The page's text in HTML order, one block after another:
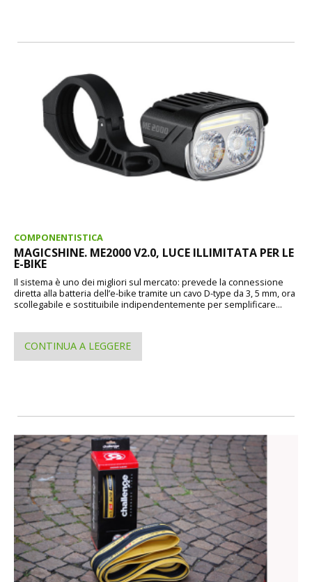
COMPONENTISTICA
MAGICSHINE. ME2000 V2.0, LUCE ILLIMITATA PER LE
E-BIKE
Il sistema è uno dei migliori sul mercato: prevede la connessione
diretta alla batteria dell’e-bike tramite un cavo D-type da 3, 5 mm, ora
scollegabile e sostituibile indipendentemente per semplificare...
CONTINUA A LEGGERE